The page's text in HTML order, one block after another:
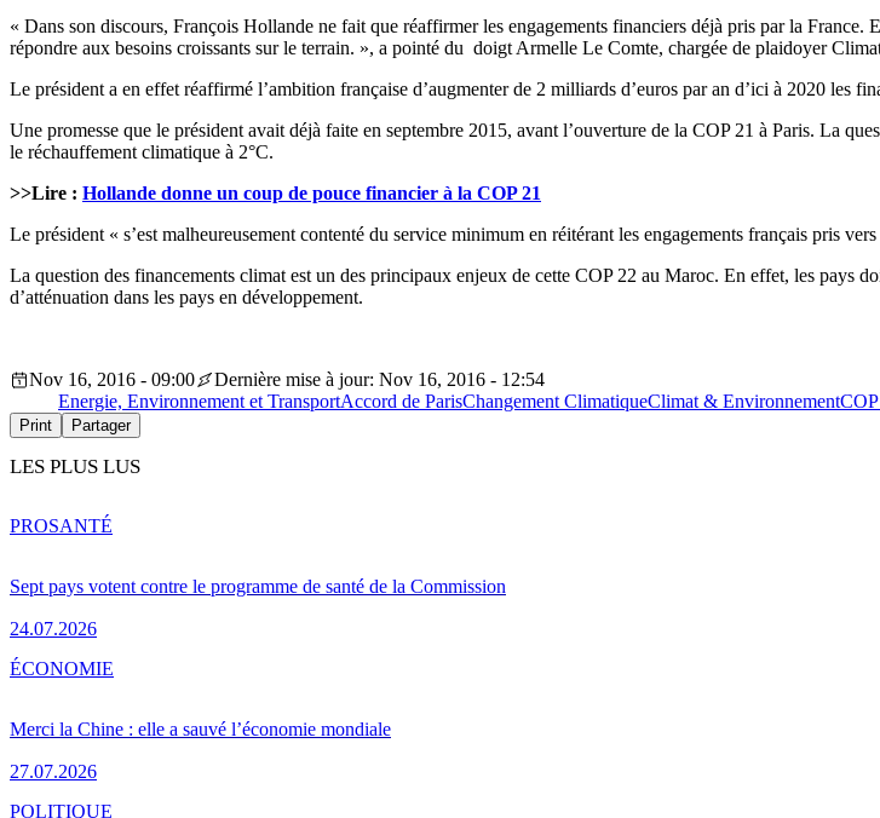
« Dans son discours, François Hollande ne fait que réaffirmer les engagements financiers déjà pris par la
répondre aux besoins croissants sur le terrain. », a pointé du doigt Armelle Le Comte, chargée de plaidoyer
Le président a en effet réaffirmé l’ambition française d’augmenter de 2 milliards d’euros par an d’ici à 2020 les
Une promesse que le président avait déjà faite en septembre 2015, avant l’ouverture de la COP 21 à Paris. La
le réchauffement climatique à 2°C.
>>Lire : Hollande donne un coup de pouce financier à la COP 21
Le président « s’est malheureusement contenté du service minimum en réitérant les engagements français pris
La question des financements climat est un des principaux enjeux de cette COP 22 au Maroc. En effet, les pays
d’atténuation dans les pays en développement.
Nov 16, 2016 - 09:00
Dernière mise à jour: Nov 16, 2016 - 12:54
Energie, Environnement et TransportAccord de ParisChangement ClimatiqueClimat & Environnement
Print Partager
LES PLUS LUS
Sept pays votent contre le programme de santé de la Commission
24.07.2026
PROSANTÉ
Merci la Chine : elle a sauvé l’économie mondiale
27.07.2026
ÉCONOMIE
POLITIQUE